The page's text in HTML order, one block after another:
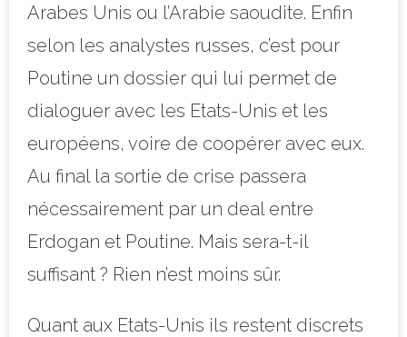
Arabes Unis ou l’Arabie saoudite. Enfin
selon les analystes russes, c’est pour
Poutine un dossier qui lui permet de
dialoguer avec les Etats-Unis et les
européens, voire de coopérer avec eux.
Au final la sortie de crise passera
nécessairement par un deal entre
Erdogan et Poutine. Mais sera-t-il
suffisant ? Rien n’est moins sûr.
Quant aux Etats-Unis ils restent discrets